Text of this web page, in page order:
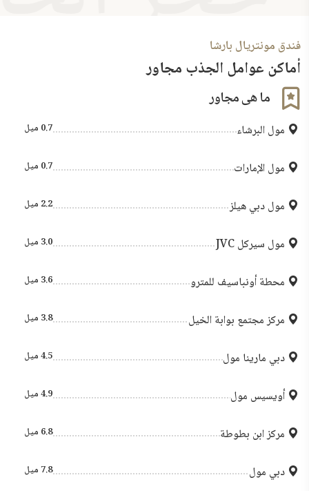
فندق مونتريال بارشا
أماكن عوامل الجذب مجاور
ما هى مجاور
مول البرشاء 0.7 ميل
مول الإمارات 0.7 ميل
مول دبي هيلز 2.2 ميل
مول سيركل JVC 3.0 ميل
محطة أونباسيف للمترو 3.6 ميل
مركز مجتمع بوابة الخيل 3.8 ميل
دبي مارينا مول 4.5 ميل
أويسيس مول 4.9 ميل
مركز ابن بطوطة 6.8 ميل
دبي مول 7.8 ميل